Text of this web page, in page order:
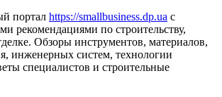
портал https://smallbusiness.dp.ua с
рекомендациями по строительству,
Обзоры инструментов, материалов,
инженерных систем, технологии
специалистов и строительные